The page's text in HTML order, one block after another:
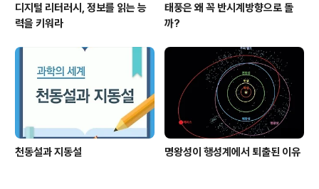
디지털 리터러시, 정보를 읽는 능
력을 키워라
태풍은 왜 꼭 반시계방향으로 돌
까?
천동설과 지동설 명왕성이 행성계에서 퇴출된 이유